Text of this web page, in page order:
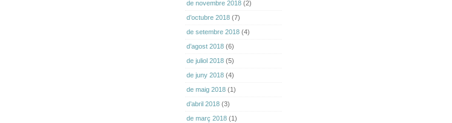
de novembre 2018 (2)
d’octubre 2018 (7)
de setembre 2018 (4)
d’agost 2018 (6)
de juliol 2018 (5)
de juny 2018 (4)
de maig 2018 (1)
d’abril 2018 (3)
de març 2018 (1)